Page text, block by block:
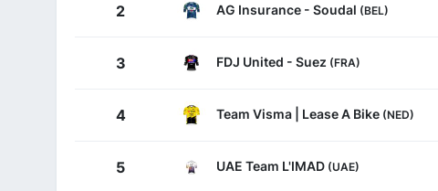
2 AG Insurance - Soudal (BEL)
3 FDJ United - Suez (FRA)
4 Team Visma | Lease A Bike (NED)
5 UAE Team L'IMAD (UAE)